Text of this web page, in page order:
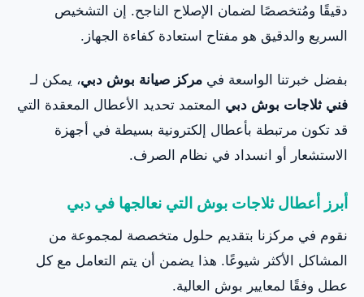
دقيقًا ومُتخصصًا لضمان الإصلاح الناجح. إن التشخيص
السريع والدقيق هو مفتاح استعادة كفاءة الجهاز.
بفضل خبرتنا الواسعة في مركز صيانة بوش دبي، يمكن لـ
فني ثلاجات بوش دبي المعتمد تحديد الأعطال المعقدة التي
قد تكون مرتبطة بأعطال إلكترونية بسيطة في أجهزة
الاستشعار أو انسداد في نظام الصرف.
أبرز أعطال ثلاجات بوش التي نعالجها في دبي
نقوم في مركزنا بتقديم حلول متخصصة لمجموعة من
المشاكل الأكثر شيوعًا. هذا يضمن أن يتم التعامل مع كل
عطل وفقًا لمعايير بوش العالية.